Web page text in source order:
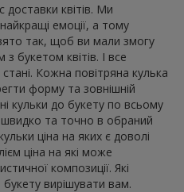
квітів. Ми
емоції, а тому
так, щоб ви мали змогу
з букетом квітів. І все
Кожна повітряна кулька
форму та зовнішній
кульки до букету по всьому
та точно в обраний
ціна на яких є доволі
ціна на які може
композиції. Які
букету вирішувати вам.